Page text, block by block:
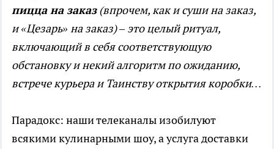
пицца на заказ(впрочем, как и суши на заказ,
и «Цезарь» на заказ) – это целый ритуал,
включающий в себя соответствующую
обстановку и некий алгоритм по ожиданию,
встрече курьера и Таинству открытия коробки…
Парадокс: наши телеканалы изобилуют
всякими кулинарными шоу, а услуга доставки